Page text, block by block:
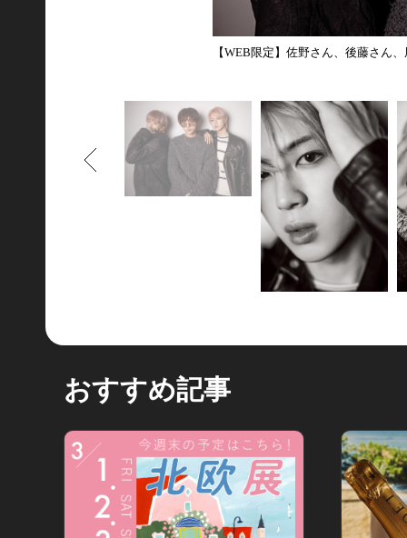
【WEB限定】佐野さん、後藤さん
もどる
おすすめ記事